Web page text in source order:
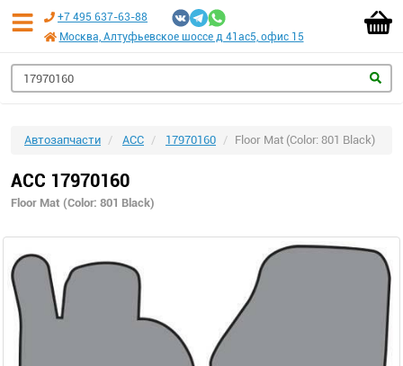
+7 495 637-63-88
Москва, Алтуфьевское шоссе д 41ас5, офис 15
Автозапчасти ACC 17970160 Floor Mat (Color: 801 Black)
ACC 17970160
Floor Mat (Color: 801 Black)